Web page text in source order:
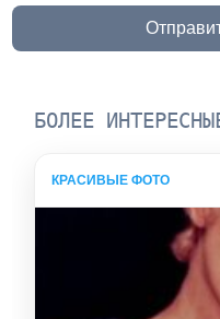
БОЛЕЕ
КРАСИВЫЕ ФОТО